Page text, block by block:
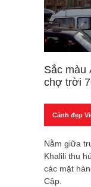
Sắc màu
chợ trời
Cảnh đẹp
Nằm giữa
Khalili thu
các mặt
Cập.